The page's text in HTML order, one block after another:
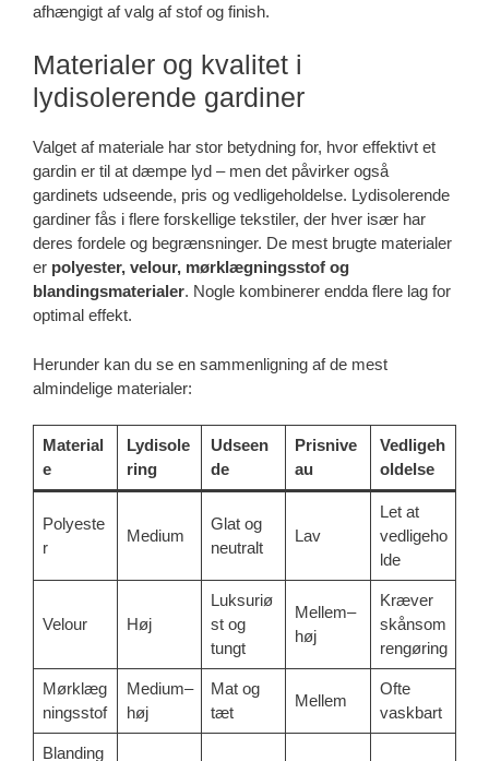
afhængigt af valg af stof og finish.
Materialer og kvalitet i
lydisolerende gardiner
Valget af materiale har stor betydning for, hvor effektivt et
gardin er til at dæmpe lyd – men det påvirker også
gardinets udseende, pris og vedligeholdelse. Lydisolerende
gardiner fås i flere forskellige tekstiler, der hver især har
deres fordele og begrænsninger. De mest brugte materialer
er polyester, velour, mørklægningsstof og
blandingsmaterialer. Nogle kombinerer endda flere lag for
optimal effekt.
Herunder kan du se en sammenligning af de mest
almindelige materialer:
Material
e
Lydisole
ring
Udseen
de
Prisnive
au
Vedligeh
oldelse
Polyeste
r
Medium
Glat og
neutralt
Lav
Let at
vedligeho
lde
Velour Høj
Luksuriø
st og
tungt
Mellem–
høj
Kræver
skånsom
rengøring
Mørklæg
ningsstof
Medium–
høj
Mat og
tæt
Mellem
Ofte
vaskbart
Blanding